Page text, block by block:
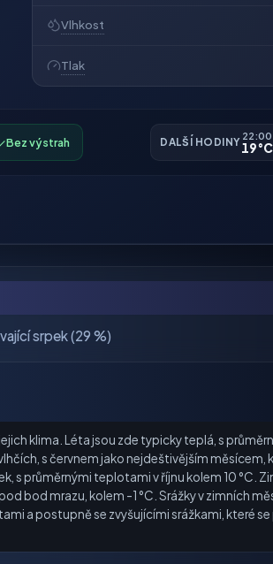
Vlhkost
Tlak
Bez výstrah DALŠÍ HODINY
22:00
19°C
srpek (29 %)
klima. Léta jsou zde typicky teplá, s
s červnem jako nejdeštivějším měsícem,
s průměrnými teplotami v říjnu kolem 10 °C.
bod mrazu, kolem -1 °C. Srážky v zimních
a postupně se zvyšujícími srážkami, které se